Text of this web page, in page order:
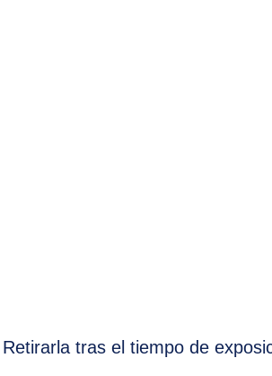
tras el tiempo de